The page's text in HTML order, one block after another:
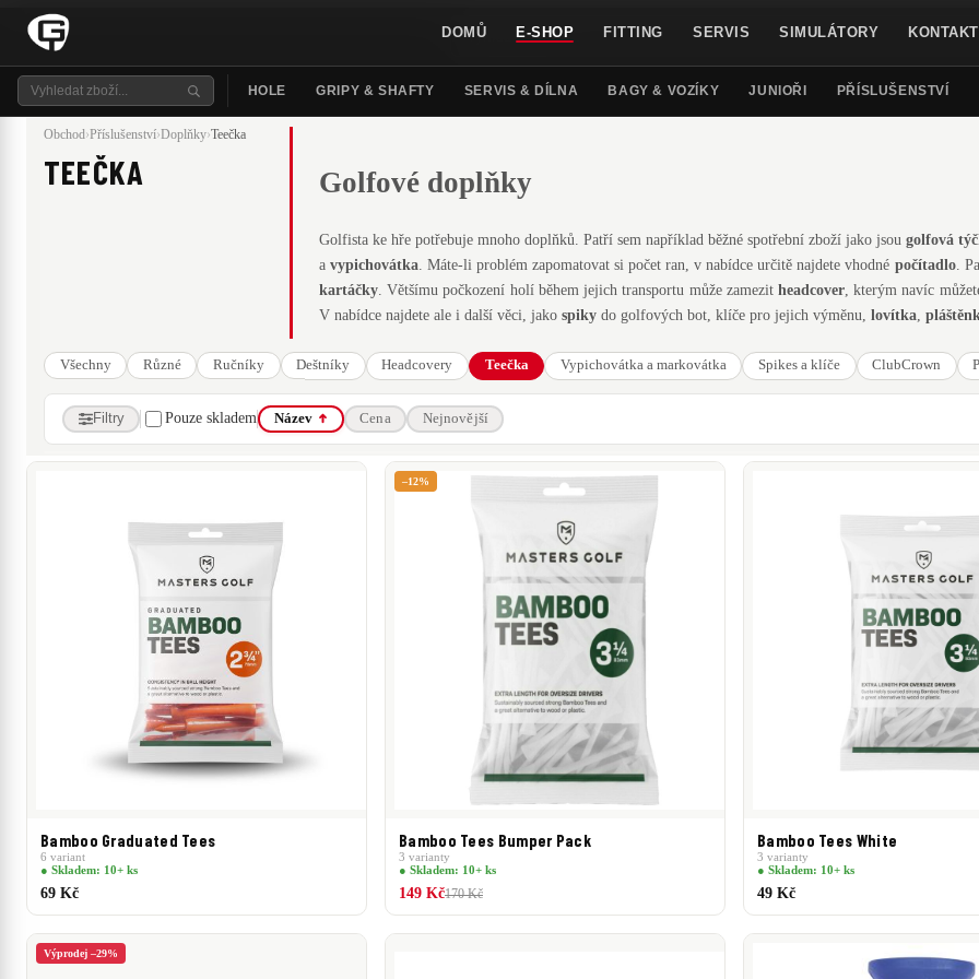
DOMŮ E-SHOP FITTING SERVIS SIMULÁTORY KONTAKT
HOLE GRIPY & SHAFTY SERVIS & DÍLNA BAGY & VOZÍKY JUNIOŘI PŘÍSLUŠENSTVÍ
Obchod›Příslušenství›Doplňky›Teečka
TEEČKA Golfové doplňky
Golfista ke hře potřebuje mnoho doplňků. Patří sem například běžné spotřební zboží jako jsou golfová
avypichovátka. Máte-li problém zapomatovat si počet ran, v nabídce určitě najdete vhodné počítadlo.
kartáčky. Většímu počkození holí během jejich transportu může zamezit headcover, kterým navíc
V nabídce najdete ale i další věci, jako spiky do golfových bot, klíče pro jejich výměnu, lovítka,
Všechny Různé Ručníky Deštníky Headcovery Teečka Vypichovátka a markovátka Spikes a klíče ClubCrown
Filtry Pouze skladem Název Cena Nejnovější
Vice Golf
1 460 Kč
Bamboo Graduated Tees
6 variant
● Skladem: 10+ ks
69 Kč
–12%
Bamboo Tees Bumper Pack
3 varianty
● Skladem: 10+ ks
149 Kč170 Kč
Bamboo Tees White
3 varianty
● Skladem: 10+ ks
49 Kč
Výprodej –29%